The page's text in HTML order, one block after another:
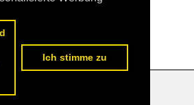
Ich stimme zu